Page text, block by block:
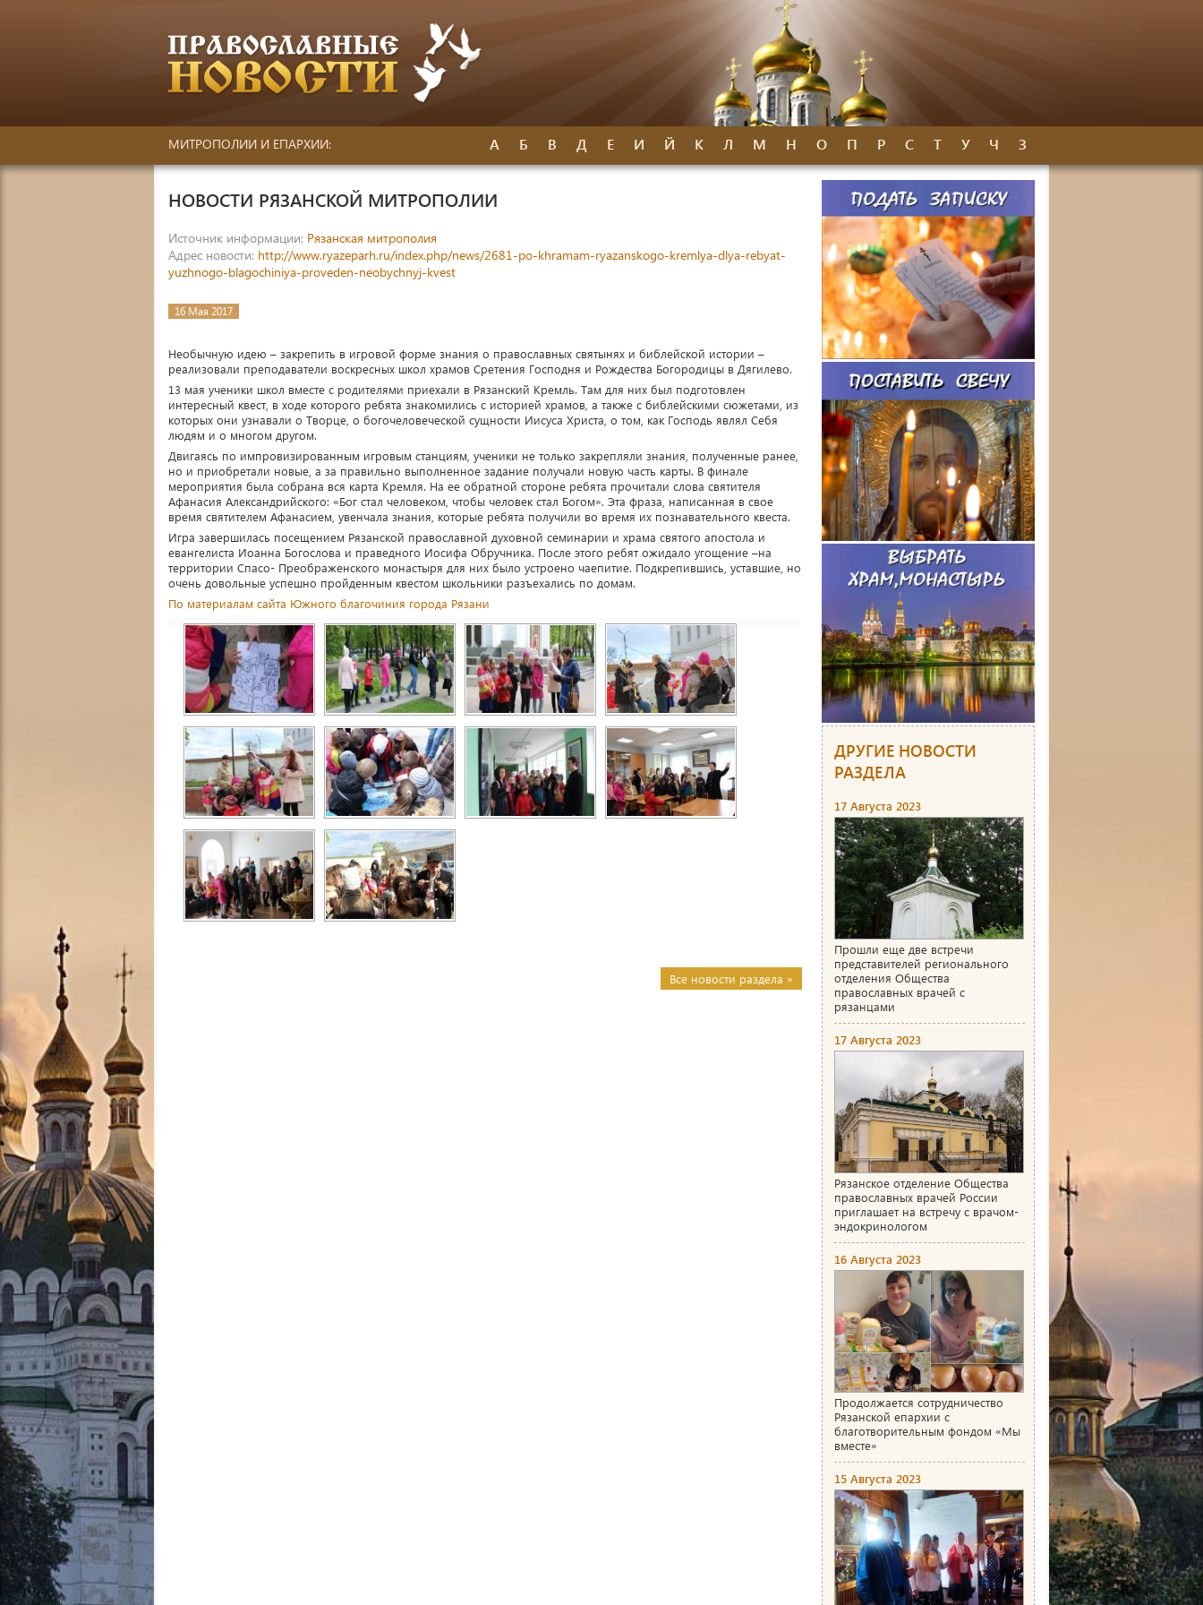
МИТРОПОЛИИ И ЕПАРХИИ: А Б В Д Е И Й К Л М Н О П Р С Т У Ч З
НОВОСТИ РЯЗАНСКОЙ МИТРОПОЛИИ
Источник информации: Рязанская митрополия
Адрес новости: http://www.ryazeparh.ru/index.php/news/2681-po-khramam-ryazanskogo-kremlya-dlya-rebyat-
yuzhnogo-blagochiniya-proveden-neobychnyj-kvest
16 Мая 2017
Необычную идею – закрепить в игровой форме знания о православных святынях и библейской истории –
реализовали преподаватели воскресных школ храмов Сретения Господня и Рождества Богородицы в Дягилево.
13 мая ученики школ вместе с родителями приехали в Рязанский Кремль. Там для них был подготовлен
интересный квест, в ходе которого ребята знакомились с историей храмов, а также с библейскими сюжетами, из
которых они узнавали о Творце, о богочеловеческой сущности Иисуса Христа, о том, как Господь являл Себя
людям и о многом другом.
Двигаясь по импровизированным игровым станциям, ученики не только закрепляли знания, полученные ранее,
но и приобретали новые, а за правильно выполненное задание получали новую часть карты. В финале
мероприятия была собрана вся карта Кремля. На ее обратной стороне ребята прочитали слова святителя
Афанасия Александрийского: «Бог стал человеком, чтобы человек стал Богом». Эта фраза, написанная в свое
время святителем Афанасием, увенчала знания, которые ребята получили во время их познавательного квеста.
Игра завершилась посещением Рязанской православной духовной семинарии и храма святого апостола и
евангелиста Иоанна Богослова и праведного Иосифа Обручника. После этого ребят ожидало угощение –на
территории Спасо- Преображенского монастыря для них было устроено чаепитие. Подкрепившись, уставшие, но
очень довольные успешно пройденным квестом школьники разъехались по домам.
По материалам сайта Южного благочиния города Рязани
Все новости раздела »
ДРУГИЕ НОВОСТИ
РАЗДЕЛА
17 Августа 2023
Прошли еще две встречи
представителей регионального
отделения Общества
православных врачей с
рязанцами
17 Августа 2023
Рязанское отделение Общества
православных врачей России
приглашает на встречу с врачом-
эндокринологом
16 Августа 2023
Продолжается сотрудничество
Рязанской епархии с
благотворительным фондом «Мы
вместе»
15 Августа 2023